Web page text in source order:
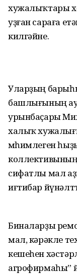
хужалыҡтары
уҙған сараға
килгәйне.
Уларҙың
башлығының
урынбаҫары
халыҡ
мөһимлеген
коллективының
сифатлы мал
иғтибар
Биналарҙы
мал, кәрәкле
кешеһен
агрофирмаһы”